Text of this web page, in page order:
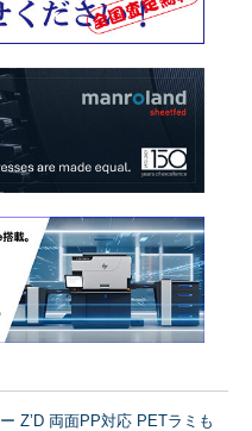
Z’D 両面PP対応 PETラミも